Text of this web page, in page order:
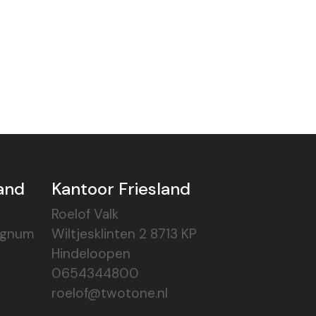
Kantoor Friesland
Roelof Valk
Wiltjesklinten 2 8713 KP
Hindeloopen
0654344800
roelof@twotone.nl